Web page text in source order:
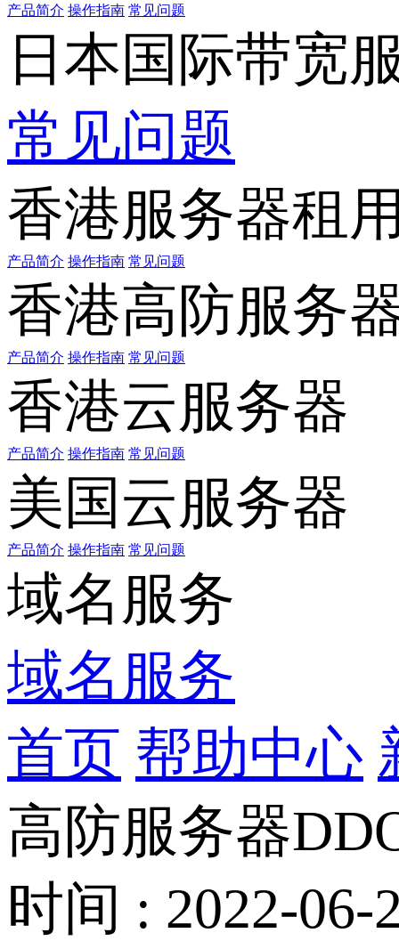
产品简介 操作指南 常见问题
日本国际带宽
常见问题
香港服务器租
产品简介 操作指南 常见问题
香港高防服务
产品简介 操作指南 常见问题
香港云服务器
产品简介 操作指南 常见问题
美国云服务器
产品简介 操作指南 常见问题
域名服务
域名服务
首页 帮助中心
高防服务器
时间 : 2022-06-